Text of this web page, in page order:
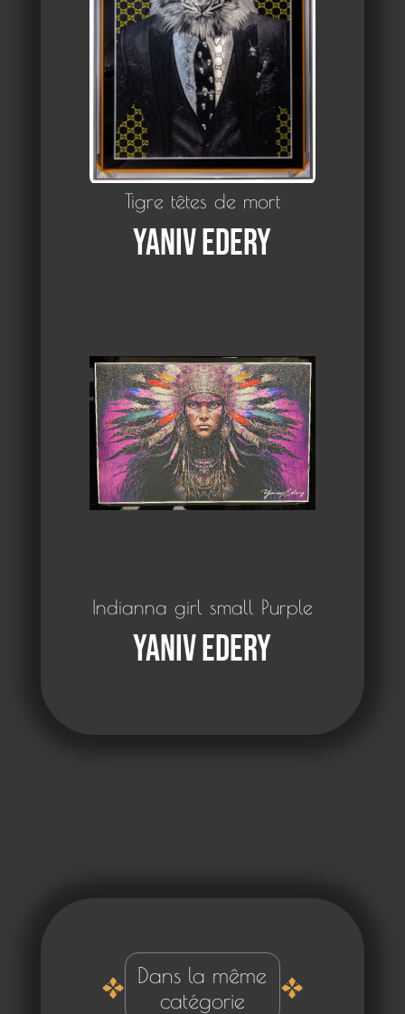
Tigre têtes de mort
Yaniv Edery
Indianna girl small Purple
Yaniv Edery
Dans la même
catégorie